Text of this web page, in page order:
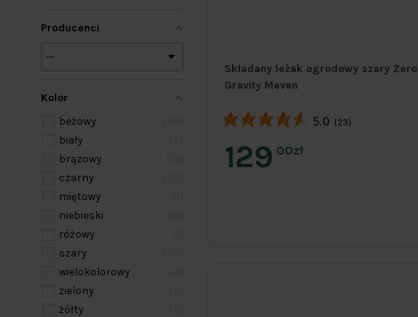
Składany leżak ogrodowy szary Zero
Gravity Meven
5.0 (23)
129 00zł
Producenci
Kolor
beżowy
biały
brązowy
czarny
miętowy
niebieski
różowy
szary
wielokolorowy
zielony
żółty